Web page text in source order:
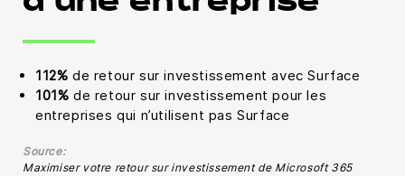
112% de retour sur investissement avec Surface
101% de retour sur investissement pour les
entreprises qui n’utilisent pas Surface
Source:
Maximiser votre retour sur investissement de Microsoft 365